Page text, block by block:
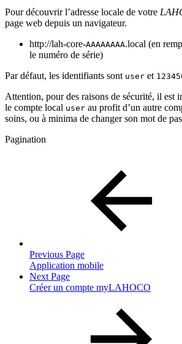
Pour découvrir l’adresse locale de votre
page web depuis un navigateur.
http://lah-core-AAAAAAAA.local (en
le numéro de série)
Par défaut, les identifiants sont user et
Attention, pour des raisons de sécurité, il est
le compte local user au profit d’un autre
soins, ou à minima de changer son mot de
Pagination
Previous Page
Application mobile
Next Page
Créer un compte myLAHOCO